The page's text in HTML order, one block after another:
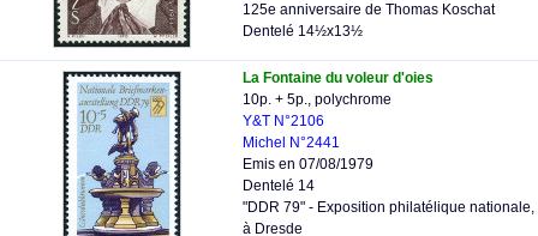
125e anniversaire de Thomas Koschat
Dentelé 14½x13½
La Fontaine du voleur d'oies
10p. + 5p., polychrome
Y&T N°2106
Michel N°2441
Emis en 07/08/1979
Dentelé 14
"DDR 79" - Exposition philatélique nationale,
à Dresde